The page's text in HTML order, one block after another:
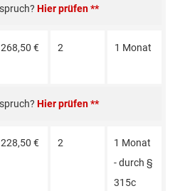
Hier prüfen **
268,50 € 2 1 Mo­nat
Hier prüfen **
228,50 € 2
1 Monat
- durch §
315c